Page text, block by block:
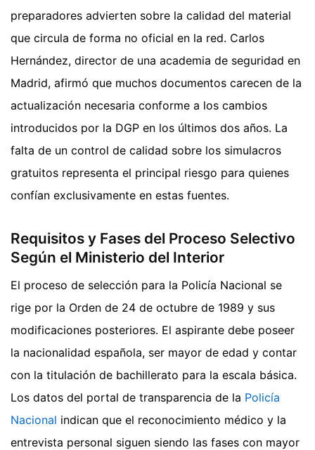
preparadores advierten sobre la calidad del material
que circula de forma no oficial en la red. Carlos
Hernández, director de una academia de seguridad en
Madrid, afirmó que muchos documentos carecen de la
actualización necesaria conforme a los cambios
introducidos por la DGP en los últimos dos años. La
falta de un control de calidad sobre los simulacros
gratuitos representa el principal riesgo para quienes
confían exclusivamente en estas fuentes.
Requisitos y Fases del Proceso Selectivo
Según el Ministerio del Interior
El proceso de selección para la Policía Nacional se
rige por la Orden de 24 de octubre de 1989 y sus
modificaciones posteriores. El aspirante debe poseer
la nacionalidad española, ser mayor de edad y contar
con la titulación de bachillerato para la escala básica.
Los datos del portal de transparencia de la Policía
Nacional indican que el reconocimiento médico y la
entrevista personal siguen siendo las fases con mayor